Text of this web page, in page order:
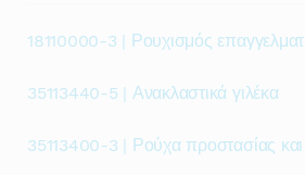
18110000-3 | Ρουχισμός
35113440-5 | Ανακλαστικά γιλέκα
35113400-3 | Ρούχα προστασίας και